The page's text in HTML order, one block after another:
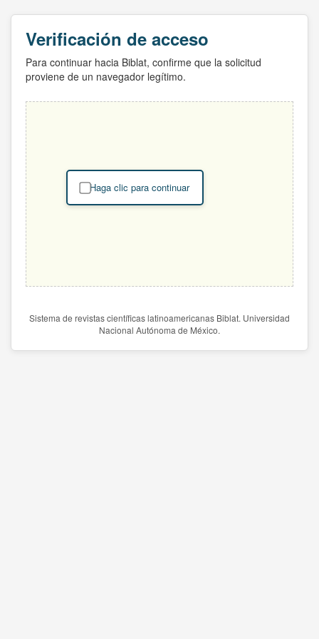
Verificación de acceso
Para continuar hacia Biblat, confirme que la solicitud
proviene de un navegador legítimo.
Haga clic para continuar
Sistema de revistas científicas latinoamericanas Biblat. Universidad
Nacional Autónoma de México.